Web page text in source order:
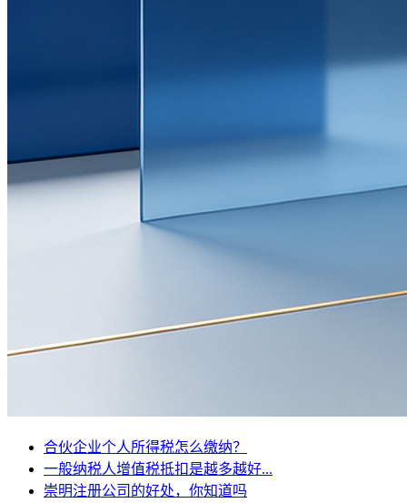
合伙企业个人所得税怎么缴纳？
一般纳税人增值税抵扣是越多越好...
崇明注册公司的好处，你知道吗